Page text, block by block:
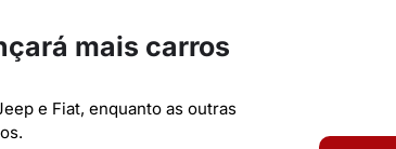
mais carros
e Fiat, enquanto as outras